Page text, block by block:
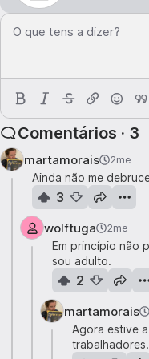
O que tens a dizer?
Comentários · 3
martamorais 2me
Ainda não me
3
wolftuga 2me
Em princípio não
sou adulto.
2
martamorais
Agora estive